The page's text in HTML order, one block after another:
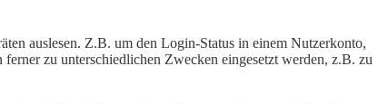
auslesen. Z.B. um den Login-Status in einem Nutzerkonto,
zu unterschiedlichen Zwecken eingesetzt werden, z.B. zu